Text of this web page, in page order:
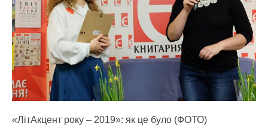
«ЛітАкцент року – 2019»: як це було (ФОТО)